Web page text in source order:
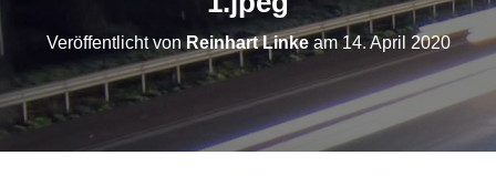
Veröffentlicht vonReinhart Linkeam14. April 2020